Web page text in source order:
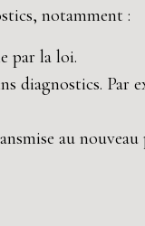
notamment :
par la loi.
Par
au